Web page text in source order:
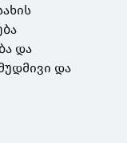
და
და